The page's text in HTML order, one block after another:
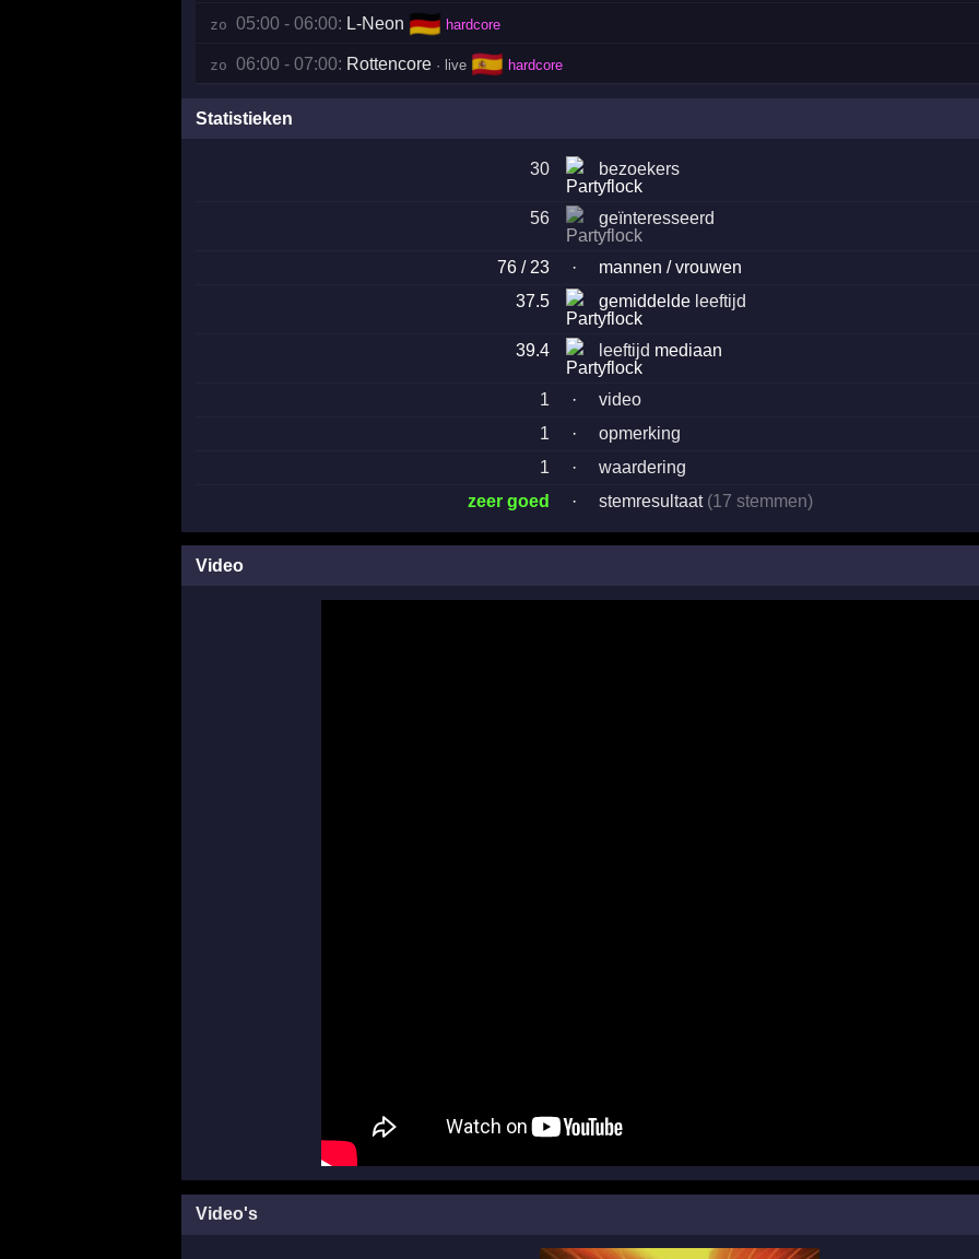
zo 05:00 - 06:00: L-Neon 🇩🇪 hardcore
zo 06:00 - 07:00: Rottencore· live 🇪🇸 hardcore
Statistieken
30 bezoekers
56 geïnteresseerd
76 / 23 ·
mannen / vrouwen
37.5
gemiddelde leeftijd
39.4 leeftijd mediaan
1 ·
video
1
·
opmerking
1
·
waardering
zeer goed
· stemresultaat (17 stemmen)
Video
Video's